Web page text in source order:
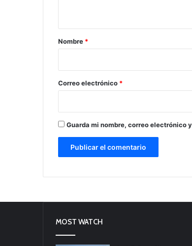
r
*
Nombre *
Correo electrónico *
Guarda mi nombre, correo electrónico
MOST WATCH